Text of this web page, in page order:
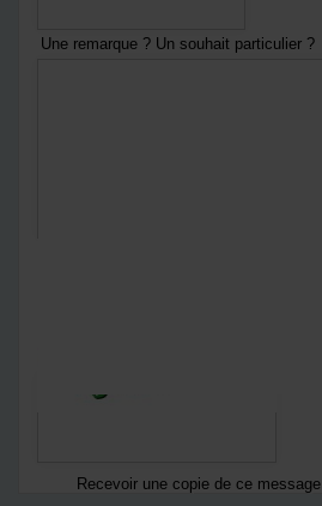
Une remarque ? Un souhait particulier ?
Recevoir une copie de ce message